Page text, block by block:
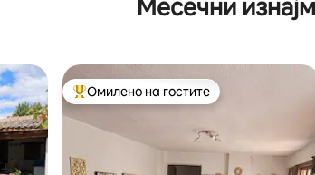
Месечни
Меѓу најуспешните „Омилени на
Омилено на гостите